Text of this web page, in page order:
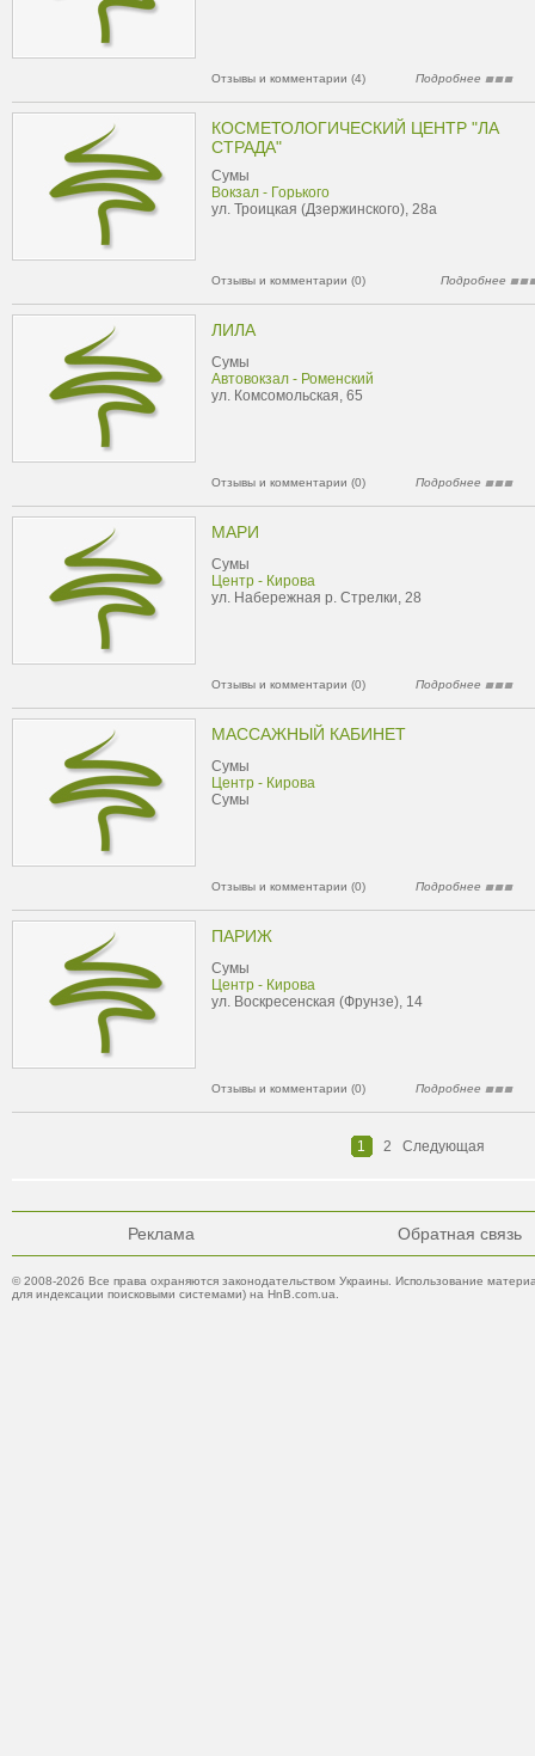
Отзывы и комментарии (4) Подробнее
КОСМЕТОЛОГИЧЕСКИЙ ЦЕНТР "ЛА
СТРАДА"
Сумы
Вокзал - Горького
ул. Троицкая (Дзержинского), 28а
Отзывы и комментарии (0) Подробнее
ЛИЛА
Сумы
Автовокзал - Роменский
ул. Комсомольская, 65
Отзывы и комментарии (0) Подробнее
МАРИ
Сумы
Центр - Кирова
ул. Набережная р. Стрелки, 28
Отзывы и комментарии (0) Подробнее
МАССАЖНЫЙ КАБИНЕТ
Сумы
Центр - Кирова
Сумы
Отзывы и комментарии (0) Подробнее
ПАРИЖ
Сумы
Центр - Кирова
ул. Воскресенская (Фрунзе), 14
Отзывы и комментарии (0) Подробнее
1 2 Следующая
Реклама Обратная связь
© 2008-2026 Все права охраняются законодательством Украины. Использование
для индексации поисковыми системами) на HnB.com.ua.